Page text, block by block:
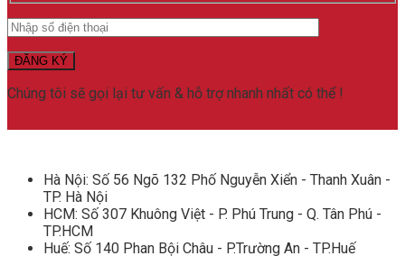
số
lượng
Chúng tôi sẽ gọi lại tư vấn & hỗ trợ nhanh nhất có thể !
Hà Nội: Số 56 Ngõ 132 Phố Nguyễn Xiển - Thanh Xuân -
TP. Hà Nội
HCM: Số 307 Khuông Việt - P. Phú Trung - Q. Tân Phú -
TP.HCM
Huế: Số 140 Phan Bội Châu - P.Trường An - TP.Huế